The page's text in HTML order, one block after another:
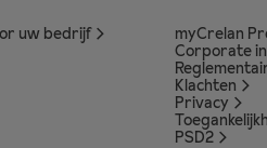
uw bedrijf
myCrelan
Corporate
Klachten
Privacy
PSD2